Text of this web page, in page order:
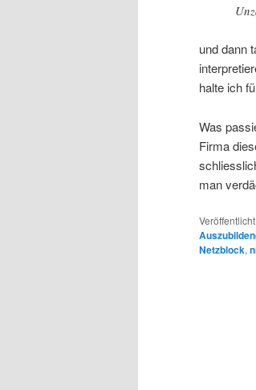
und dann
halte ich
Was
Firma
man
Netzblock,